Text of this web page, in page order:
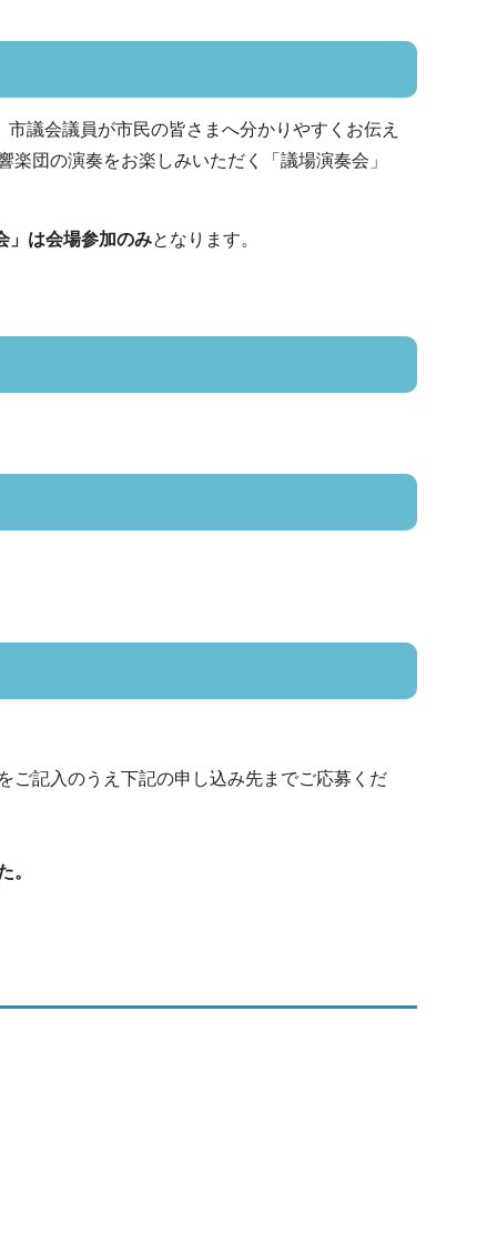
議会議員が市民の皆さまへ分かりやすくお伝え
団の演奏をお楽しみいただく「議場演奏会」
」は会場参加のみとなります。
ご記入のうえ下記の申し込み先までご応募くだ
。